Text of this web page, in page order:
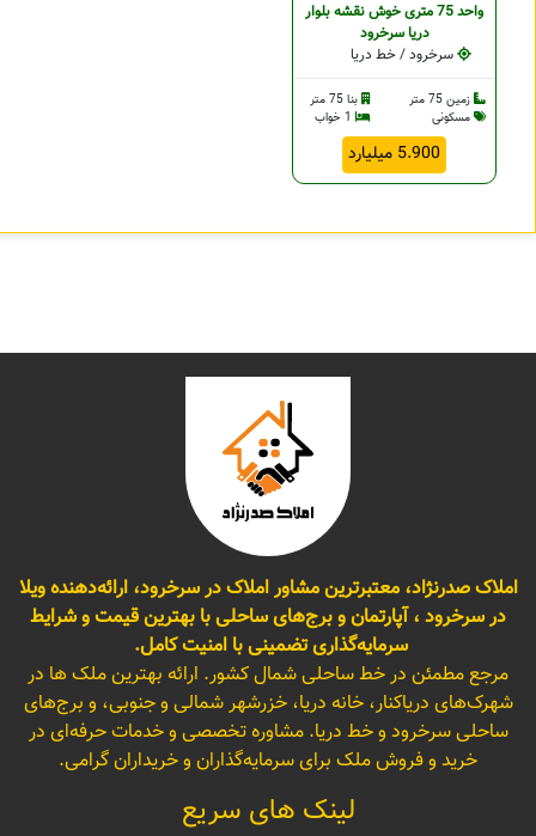
واحد 75 متری خوش نقشه بلوار
دریا سرخرود
سرخرود / خط دریا
زمین 75 متر
بنا 75 متر
مسکونی
5.900 میلیارد
املاک صدرنژاد، معتبرترین مشاور املاک در سرخرود، ارائه‌دهنده ویلا
در سرخرود ، آپارتمان و برج‌های ساحلی با بهترین قیمت و شرایط
سرمایه‌گذاری تضمینی با امنیت کامل.
مرجع مطمئن در خط ساحلی شمال کشور. ارائه بهترین ملک ها در
شهرک‌های دریاکنار، خانه دریا، خزرشهر شمالی و جنوبی، و برج‌های
ساحلی سرخرود و خط دریا. مشاوره تخصصی و خدمات حرفه‌ای در
خرید و فروش ملک برای سرمایه‌گذاران و خریداران گرامی.
لینک های سریع